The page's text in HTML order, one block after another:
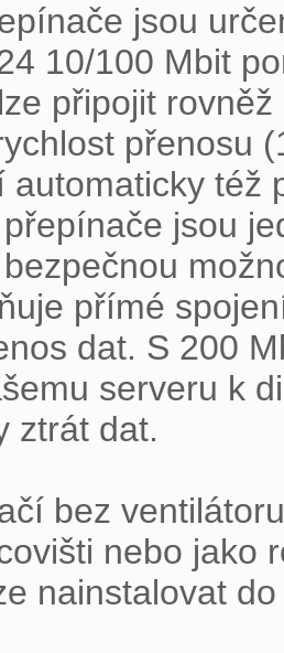
jsou
10/100 Mbit
připojit
přenosu
automaticky též
jsou
přímé
dat. S 200
serveru k
ztrát dat.
bez
nebo jako
nainstalovat